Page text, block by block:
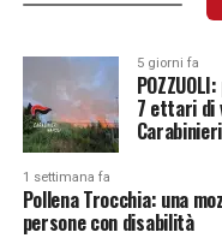
5 giorni fa
7 ettari di
Carabinieri
1 settimana fa
Pollena Trocchia: una
persone con disabilità